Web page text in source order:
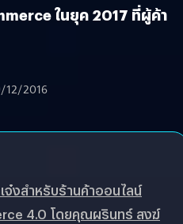
ในยุค 2017 ที่ผู้ค้า
12/2016
งสำหรับร้านค้าออนไลน์
4.0 โดยคุณผรินทร์ สงฆ์